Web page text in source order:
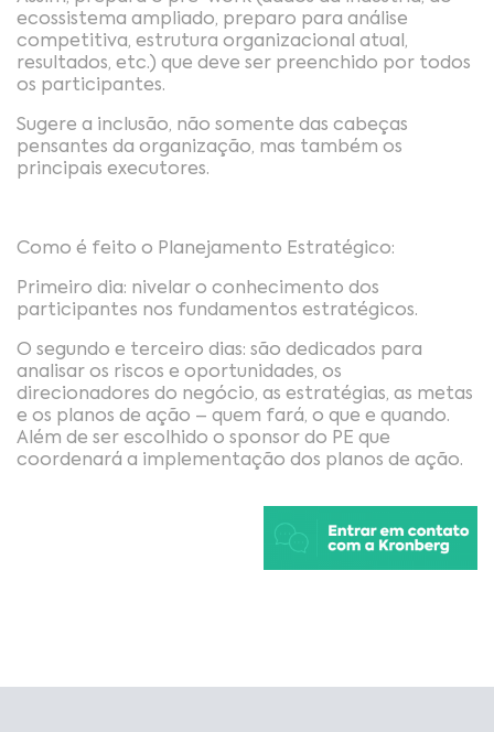
ecossistema ampliado, preparo para análise
competitiva, estrutura organizacional atual,
resultados, etc.) que deve ser preenchido por todos
os participantes.
Sugere a inclusão, não somente das cabeças
pensantes da organização, mas também os
principais executores.
Como é feito o Planejamento Estratégico:
Primeiro dia: nivelar o conhecimento dos
participantes nos fundamentos estratégicos.
O segundo e terceiro dias: são dedicados para
analisar os riscos e oportunidades, os
direcionadores do negócio, as estratégias, as metas
e os planos de ação – quem fará, o que e quando.
Além de ser escolhido o sponsor do PE que
coordenará a implementação dos planos de ação.